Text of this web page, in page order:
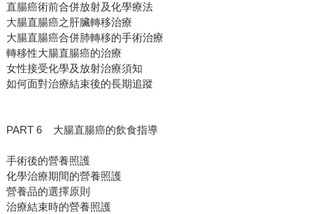
直腸癌術前合併放射及化學療法
大腸直腸癌之肝臟轉移治療
大腸直腸癌合併肺轉移的手術治療
轉移性大腸直腸癌的治療
女性接受化學及放射治療須知
如何面對治療結束後的長期追蹤
PART 6 大腸直腸癌的飲食指導
手術後的營養照護
化學治療期間的營養照護
營養品的選擇原則
治療結束時的營養照護